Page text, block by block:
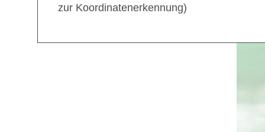
zur Koordinatenerkennung)